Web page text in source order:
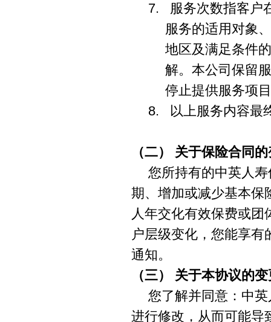
7. 服务次数指客户
服务的适用对象
地区及满足条件
解。本公司保留
停止提供服务项
8. 以上服务内容最
（二） 关于保险合同
您所持有的中英人
期、增加或减少基本保
人年交化有效保费或
户层级变化，您能享
通知。
（三） 关于本协议的
您了解并同意：中
进行修改，从而可能导